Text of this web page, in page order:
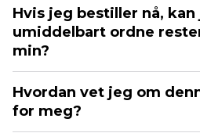
Hvis jeg bestiller nå, kan
umiddelbart ordne
min?
Hvordan vet jeg om
for meg?